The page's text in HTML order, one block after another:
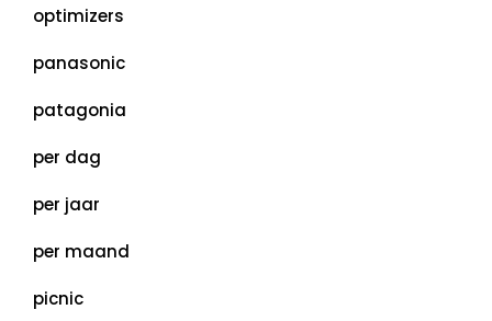
optimizers
panasonic
patagonia
per dag
per jaar
per maand
picnic